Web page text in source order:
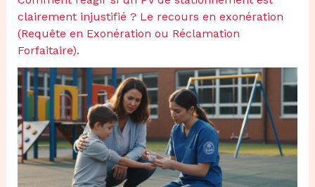
clairement injustifié ? Le recours en exonération
(Requête en Exonération ou Réclamation
Forfaitaire).